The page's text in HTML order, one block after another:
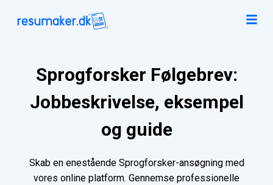
Sprogforsker Følgebrev:
Jobbeskrivelse, eksempel
og guide
Skab en enestående Sprogforsker-ansøgning med
vores online platform. Gennemse professionelle